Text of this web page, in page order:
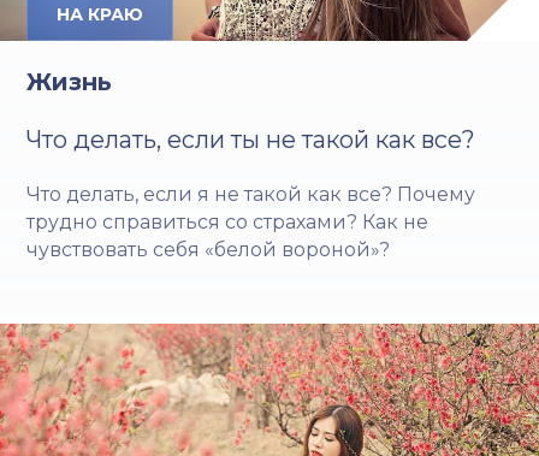
НА КРАЮ
Жизнь
Что делать, если ты не такой как все?
Что делать, если я не такой как все? Почему
трудно справиться со страхами? Как не
чувствовать себя «белой вороной»?